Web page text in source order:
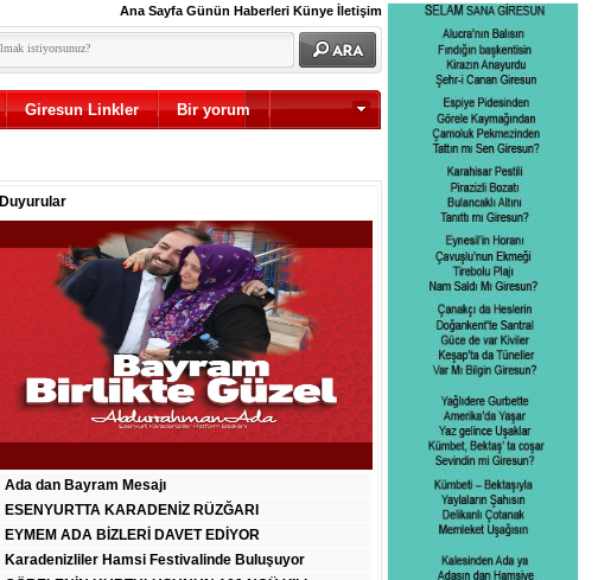
Ana Sayfa Günün Haberleri Künye İletişim
Giresun Linkler Bir yorum
Duyurular
Ada dan Bayram Mesajı
ESENYURTTA KARADENİZ RÜZĞARI
EYMEM ADA BİZLERİ DAVET EDİYOR
Karadenizliler Hamsi Festivalinde Buluşuyor